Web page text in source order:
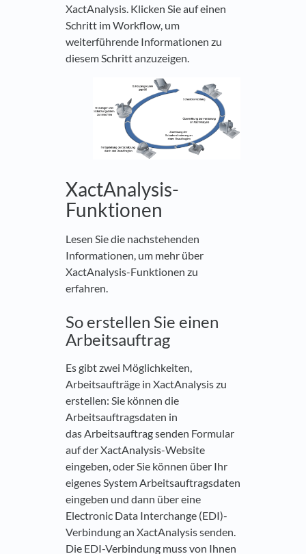
XactAnalysis. Klicken Sie auf einen
Schritt im Workflow, um
weiterführende Informationen zu
diesem Schritt anzuzeigen.
XactAnalysis-
Funktionen
Lesen Sie die nachstehenden
Informationen, um mehr über
XactAnalysis-Funktionen zu
erfahren.
So erstellen Sie einen
Arbeitsauftrag
Es gibt zwei Möglichkeiten,
Arbeitsaufträge in XactAnalysis zu
erstellen: Sie können die
Arbeitsauftragsdaten in
das Arbeitsauftrag senden Formular
auf der XactAnalysis-Website
eingeben, oder Sie können über Ihr
eigenes System Arbeitsauftragsdaten
eingeben und dann über eine
Electronic Data Interchange (EDI)-
Verbindung an XactAnalysis senden.
Die EDI-Verbindung muss von Ihnen